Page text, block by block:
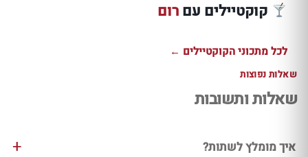
קוקטיילים עםרום למתכון ← למתכון ←
לכל מתכוני הקוקטיילים ←
שאלות נפוצות
שאלות ותשובות
איך מומלץ לשתות?